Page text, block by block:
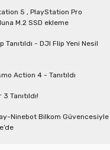
5 , PlayStation Pro
M.2 SSD ekleme
Tanıtıldı - DJI Flip Yeni Nesil
Action 4 - Tanıtıldı
Tanıtıldı!
Ninebot Bilkom Güvencesiyle